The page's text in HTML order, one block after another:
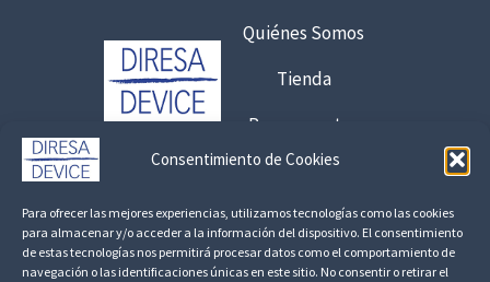
Consentimiento de Cookies
Para ofrecer las mejores experiencias, utilizamos tecnologías como las cookies
para almacenar y/o acceder a la información del dispositivo. El consentimiento
de estas tecnologías nos permitirá procesar datos como el comportamiento de
navegación o las identificaciones únicas en este sitio. No consentir o retirar el
€
,
1
7
Quiénes Somos
Tienda
Presupuestos
925 120 845 /692 056 409
consultas@fedbuy.es